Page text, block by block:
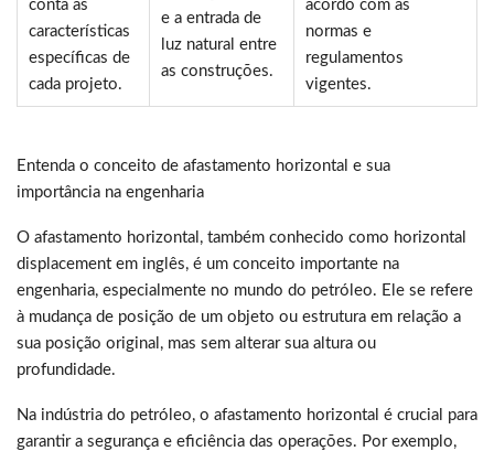
conta as
características
específicas de
cada projeto.
e a entrada de
luz natural entre
as construções.
acordo com as
normas e
regulamentos
vigentes.
Entenda o conceito de afastamento horizontal e sua
importância na engenharia
O afastamento horizontal, também conhecido como horizontal
displacement em inglês, é um conceito importante na
engenharia, especialmente no mundo do petróleo. Ele se refere
à mudança de posição de um objeto ou estrutura em relação a
sua posição original, mas sem alterar sua altura ou
profundidade.
Na indústria do petróleo, o afastamento horizontal é crucial para
garantir a segurança e eficiência das operações. Por exemplo,